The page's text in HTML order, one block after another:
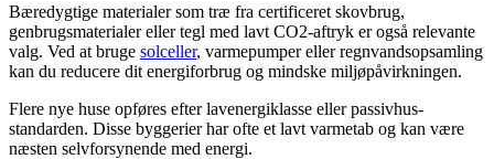
Bæredygtige materialer som træ fra certificeret skovbrug,
genbrugsmaterialer eller tegl med lavt CO2-aftryk er også relevante
valg. Ved at bruge solceller, varmepumper eller regnvandsopsamling
kan du reducere dit energiforbrug og mindske miljøpåvirkningen.
Flere nye huse opføres efter lavenergiklasse eller passivhus-
standarden. Disse byggerier har ofte et lavt varmetab og kan være
næsten selvforsynende med energi.